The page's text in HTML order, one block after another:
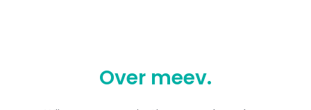
Over meev.